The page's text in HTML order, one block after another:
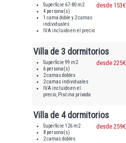
Superficie 67-80 m2
4 persona(s)
1 cama doble y 2 camas
individuales
IVA incluido en el precio
desde 153€
Villa de 3 dormitorios
Superficie 99 m2
6 persona(s)
2 camas dobles
2 camas individuales
IVA incluido en el
precio, Piscina privada
desde 225€
Villa de 4 dormitorios
Superficie 126 m2
8 persona(s)
2 camas dobles
desde 259€